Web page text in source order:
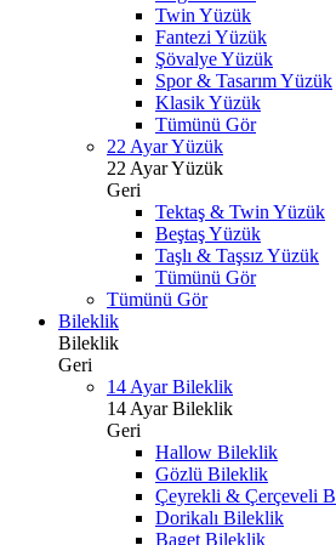
Twin Yüzük
Fantezi Yüzük
Şövalye Yüzük
Spor & Tasarım Yüzük
Klasik Yüzük
Tümünü Gör
22 Ayar Yüzük
22 Ayar Yüzük
Geri
Tektaş & Twin Yüzük
Beştaş Yüzük
Taşlı & Taşsız Yüzük
Tümünü Gör
Tümünü Gör
Bileklik
Bileklik
Geri
14 Ayar Bileklik
14 Ayar Bileklik
Geri
Hallow Bileklik
Gözlü Bileklik
Çeyrekli & Çerçeveli
Dorikalı Bileklik
Baget Bileklik